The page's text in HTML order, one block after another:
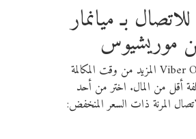
بـ ميانمار
موريشيوس
يمنحك Viber Out المزيد من وقت المكالمة
أقل من المال. اختر من أحد
المرنة ذات السعر المنخفض: